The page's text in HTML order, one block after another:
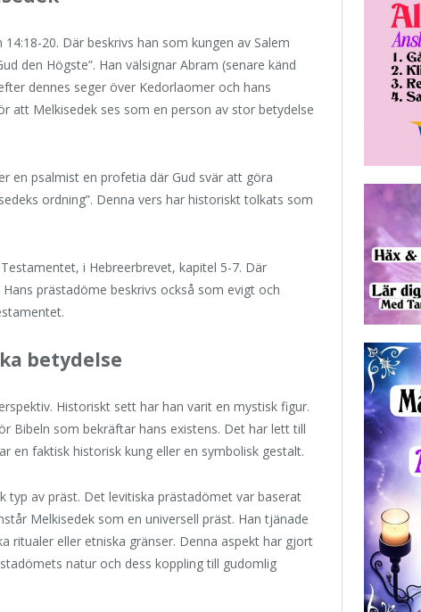
20. Där beskrivs han som kungen av Salem
den Högste”. Han välsignar Abram (senare känd
dennes seger över Kedorlaomer och hans
att Melkisedek ses som en person av stor betydelse
en psalmist en profetia där Gud svär att göra
ordning”. Denna vers har historiskt tolkats som
i Hebreerbrevet, kapitel 5-7. Där
prästadöme beskrivs också som evigt och
betydelse
Historiskt sett har han varit en mystisk figur.
Bibeln som bekräftar hans existens. Det har lett till
en faktisk historisk kung eller en symbolisk gestalt.
typ av präst. Det levitiska prästadömet var baserat
Melkisedek som en universell präst. Han tjänade
ritualer eller etniska gränser. Denna aspekt har gjort
natur och dess koppling till gudomlig